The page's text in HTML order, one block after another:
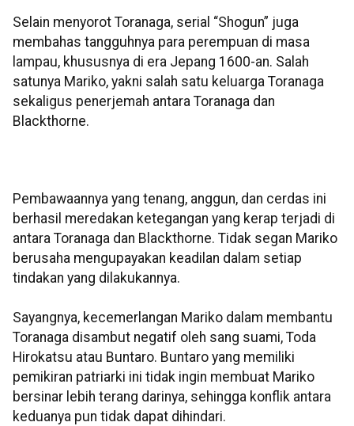
Selain menyorot Toranaga, serial “Shogun” juga
membahas tangguhnya para perempuan di masa
lampau, khususnya di era Jepang 1600-an. Salah
satunya Mariko, yakni salah satu keluarga Toranaga
sekaligus penerjemah antara Toranaga dan
Blackthorne.
Pembawaannya yang tenang, anggun, dan cerdas ini
berhasil meredakan ketegangan yang kerap terjadi di
antara Toranaga dan Blackthorne. Tidak segan Mariko
berusaha mengupayakan keadilan dalam setiap
tindakan yang dilakukannya.
Sayangnya, kecemerlangan Mariko dalam membantu
Toranaga disambut negatif oleh sang suami, Toda
Hirokatsu atau Buntaro. Buntaro yang memiliki
pemikiran patriarki ini tidak ingin membuat Mariko
bersinar lebih terang darinya, sehingga konflik antara
keduanya pun tidak dapat dihindari.